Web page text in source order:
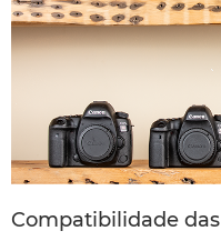
Compatibilidade